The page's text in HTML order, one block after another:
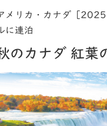
メリカ・カナダ［
に連泊
のカナダ 紅葉